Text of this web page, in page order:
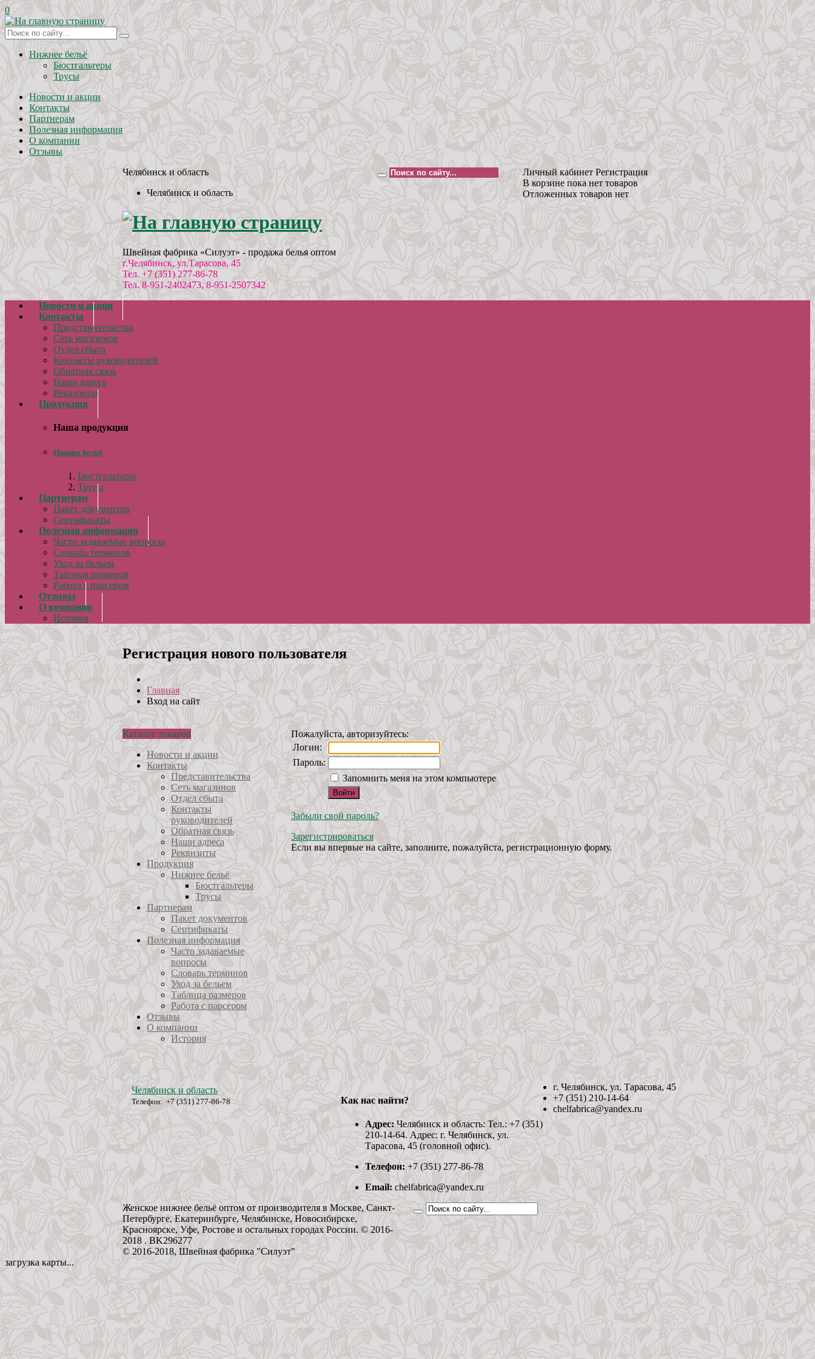
0
Нижнее бельё
Бюстгальтеры
Трусы
Новости и акции
Контакты
Партнерам
Полезная информация
О компании
Отзывы
Челябинск и область
Челябинск и область
Швейная фабрика «Силуэт» - продажа белья оптом
г.Челябинск, ул.Тарасова, 45
Тел. +7 (351) 277-86-78
Тел. 8-951-2402473, 8-951-2507342
Личный кабинет Регистрация
В корзине пока нет товаров
Отложенных товаров нет
Новости и акции
Контакты
Представительства
Сеть магазинов
Отдел сбыта
Контакты руководителей
Обратная связь
Наши адреса
Реквизиты
Продукция
Наша продукция
Нижнее бельё
Бюстгальтеры
Трусы
Партнерам
Пакет документов
Сертификаты
Полезная информация
Часто задаваемые вопросы
Словарь терминов
Уход за бельем
Таблица размеров
Работа с парсером
Отзывы
О компании
История
Регистрация нового пользователя
Главная
Вход на сайт
Каталог товаров
Новости и акции
Контакты
Представительства
Сеть магазинов
Отдел сбыта
Контакты
руководителей
Обратная связь
Наши адреса
Реквизиты
Продукция
Нижнее бельё
Бюстгальтеры
Трусы
Партнерам
Пакет документов
Сертификаты
Полезная информация
Часто задаваемые
вопросы
Словарь терминов
Уход за бельем
Таблица размеров
Работа с парсером
Отзывы
О компании
История
Пожалуйста, авторизуйтесь:
Логин:
Пароль:
Запомнить меня на этом компьютере
Забыли свой пароль?
Зарегистрироваться
Если вы впервые на сайте, заполните, пожалуйста, регистрационную форму.
Челябинск и область
Телефон: +7 (351) 277-86-78 Как нас найти?
Адрес: Челябинск и область: Тел.: +7 (351)
210-14-64. Адрес: г. Челябинск, ул.
Тарасова, 45 (головной офис).
Телефон:+7 (351) 277-86-78
Email:chelfabrica@yandex.ru
г. Челябинск, ул. Тарасова, 45
+7 (351) 210-14-64
chelfabrica@yandex.ru
Женское нижнее бельё оптом от производителя в Москве, Санкт-
Петербурге, Екатеринбурге, Челябинске, Новосибирске,
Красноярске, Уфе, Ростове и остальных городах России. © 2016-
2018 . BK296277
© 2016-2018, Швейная фабрика "Силуэт"
загрузка карты...